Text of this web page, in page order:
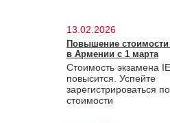
13.02.2026
Повышение стоимости
в Армении с 1 марта
Стоимость экзамена
повысится. Успейте
зарегистрироваться
стоимости